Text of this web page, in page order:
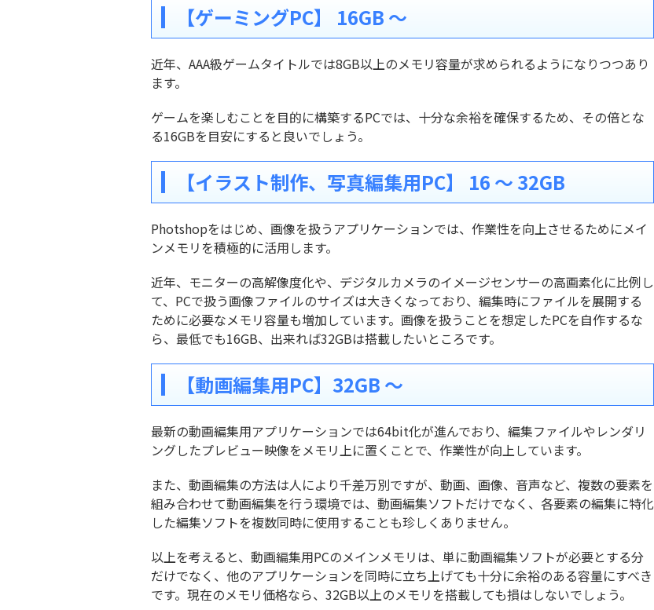
【ゲーミングPC】 16GB ～
近年、AAA級ゲームタイトルでは8GB以上のメモリ容量が求められるようになりつつあり
ます。
ゲームを楽しむことを目的に構築するPCでは、十分な余裕を確保するため、その倍とな
る16GBを目安にすると良いでしょう。
【イラスト制作、写真編集用PC】 16 ～ 32GB
Photshopをはじめ、画像を扱うアプリケーションでは、作業性を向上させるためにメイ
ンメモリを積極的に活用します。
近年、モニターの高解像度化や、デジタルカメラのイメージセンサーの高画素化に比例し
て、PCで扱う画像ファイルのサイズは大きくなっており、編集時にファイルを展開する
ために必要なメモリ容量も増加しています。画像を扱うことを想定したPCを自作するな
ら、最低でも16GB、出来れば32GBは搭載したいところです。
【動画編集用PC】32GB ～
最新の動画編集用アプリケーションでは64bit化が進んでおり、編集ファイルやレンダリ
ングしたプレビュー映像をメモリ上に置くことで、作業性が向上しています。
また、動画編集の方法は人により千差万別ですが、動画、画像、音声など、複数の要素を
組み合わせて動画編集を行う環境では、動画編集ソフトだけでなく、各要素の編集に特化
した編集ソフトを複数同時に使用することも珍しくありません。
以上を考えると、動画編集用PCのメインメモリは、単に動画編集ソフトが必要とする分
だけでなく、他のアプリケーションを同時に立ち上げても十分に余裕のある容量にすべき
です。現在のメモリ価格なら、32GB以上のメモリを搭載しても損はしないでしょう。